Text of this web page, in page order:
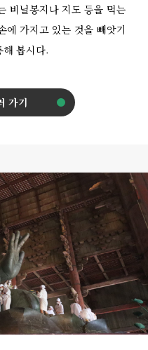
비닐봉지나 지도 등을 먹는
에 가지고 있는 것을 빼앗기
봅시다.
가기